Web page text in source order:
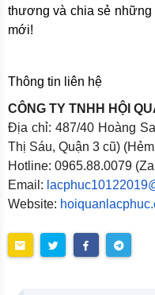
thương và chia sẻ những
mới!
Thông tin liên hệ
CÔNG TY TNHH HỘI
Địa chỉ: 487/40 Hoàng
Thị Sáu, Quận 3 cũ)
Hotline: 0965.88.0079
Email:
Website: